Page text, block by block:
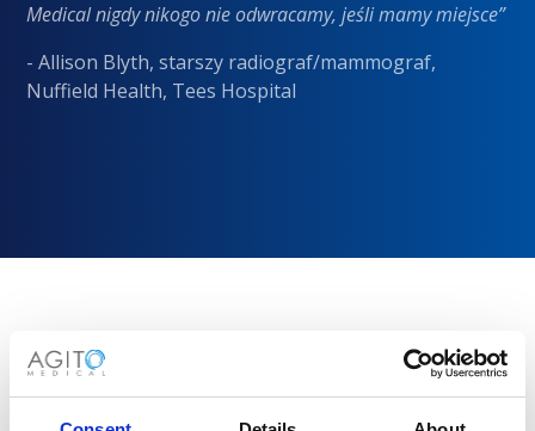
Medical nigdy nikogo nie odwracamy, jeśli mamy miejsce”
- Allison Blyth, starszy radiograf/mammograf,
Nuffield Health, Tees Hospital
Dlaczego warto wybrać Agito
Medical?